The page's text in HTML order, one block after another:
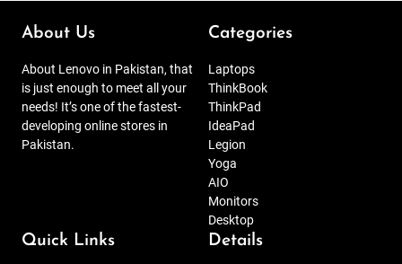
About Us
About Lenovo in Pakistan, that
is just enough to meet all your
needs! It’s one of the fastest-
developing online stores in
Pakistan.
Categories
Laptops
ThinkBook
ThinkPad
IdeaPad
Legion
Yoga
AIO
Monitors
Desktop
Quick Links Details